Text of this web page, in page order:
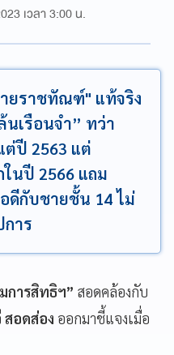
เวลา 3:00 น.
ยราชทัณฑ์" แท้จริง
เรือนจำ” ทว่า
ต่ปี 2563 แต่
นปี 2566 แถม
ดีกับชายชั้น 14 ไม่
าร
การสิทธิฯ” สอดคล้องกับ
อดส่อง ออกมาชี้แจงเมื่อ